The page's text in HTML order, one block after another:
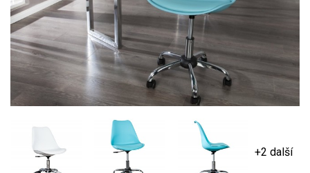
+2 další